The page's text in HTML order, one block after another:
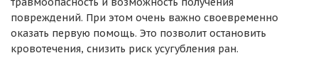
повреждений. При этом очень важно своевременно
оказать первую помощь. Это позволит остановить
кровотечения, снизить риск усугубления ран.